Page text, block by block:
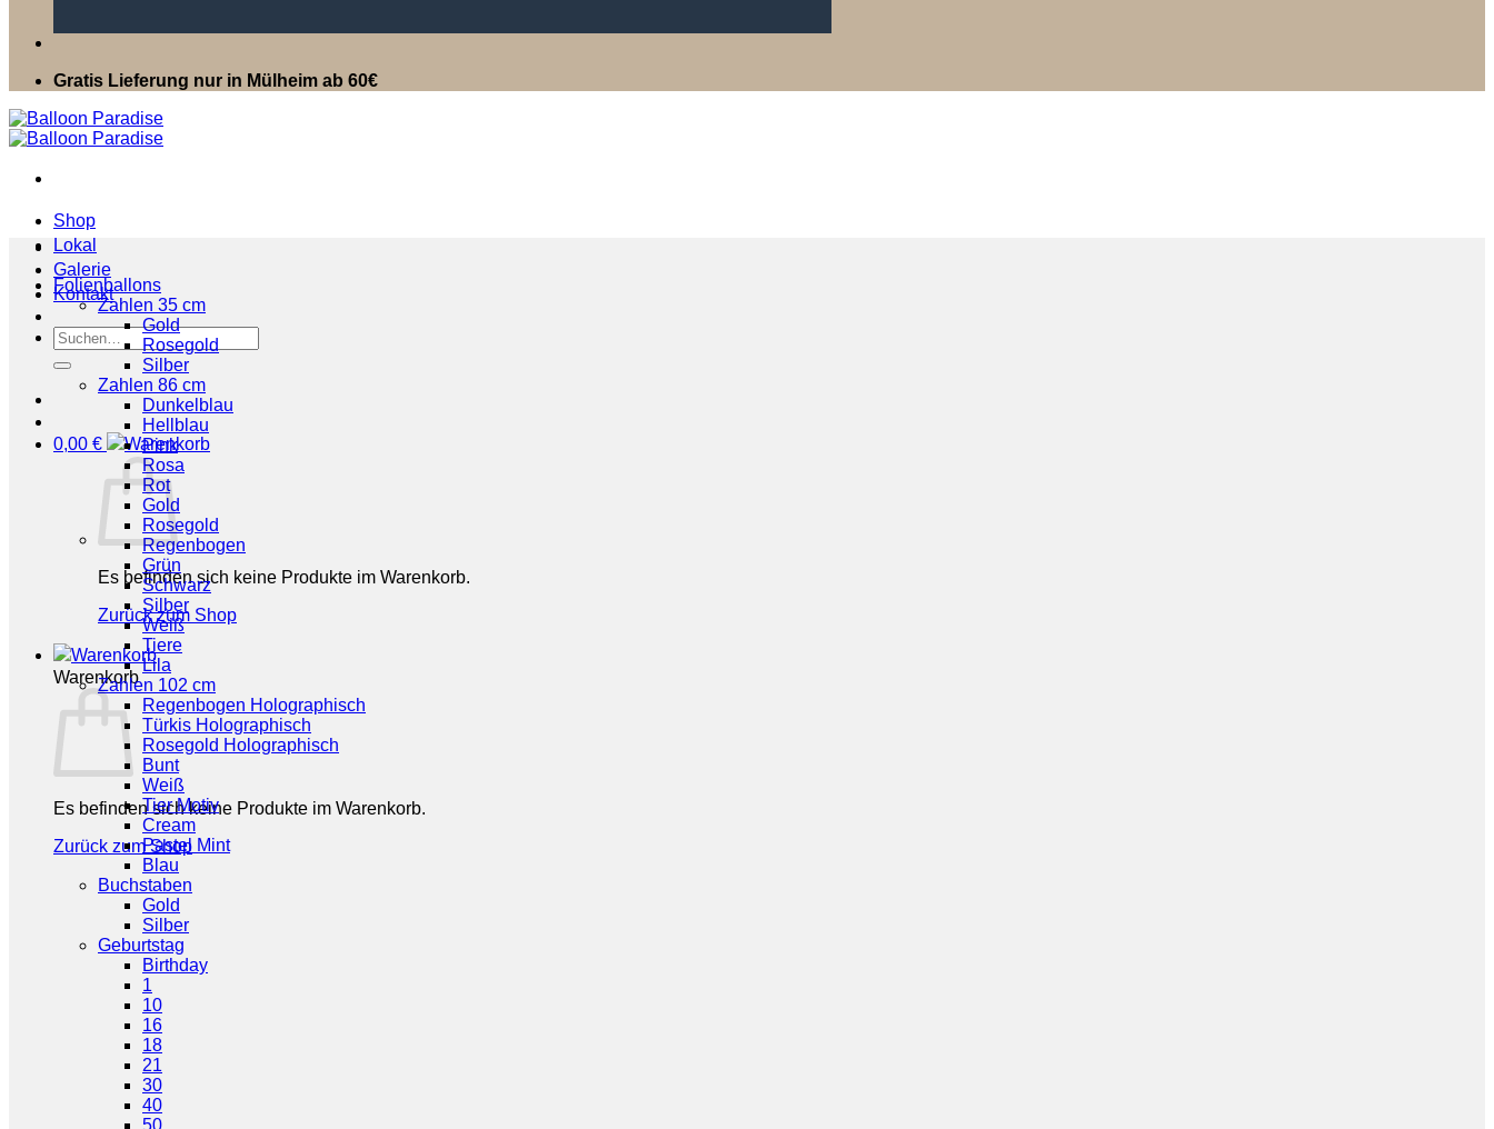
Gratis Lieferung nur in Mülheim ab 60€
Shop
Lokal
Galerie
Kontakt
Suchen
nach:
0,00 €
Es befinden sich keine Produkte im Warenkorb.
Zurück zum Shop
Warenkorb
Es befinden sich keine Produkte im Warenkorb.
Zurück zum Shop
Folienballons
Zahlen 35 cm
Gold
Rosegold
Silber
Zahlen 86 cm
Dunkelblau
Hellblau
Pink
Rosa
Rot
Gold
Rosegold
Regenbogen
Grün
Schwarz
Silber
Weiß
Tiere
Lila
Zahlen 102 cm
Regenbogen Holographisch
Türkis Holographisch
Rosegold Holographisch
Bunt
Weiß
Tier Motiv
Cream
Pastel Mint
Blau
Buchstaben
Gold
Silber
Geburtstag
Birthday
1
10
16
18
21
30
40
50